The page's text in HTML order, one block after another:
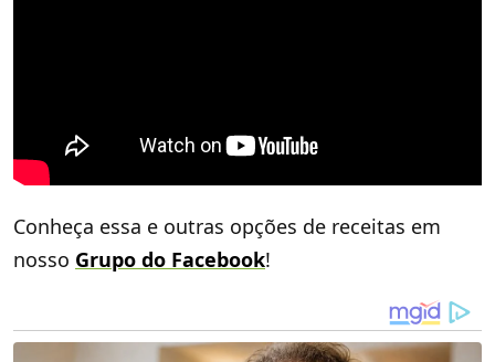
Conheça essa e outras opções de receitas em
nosso Grupo do Facebook!